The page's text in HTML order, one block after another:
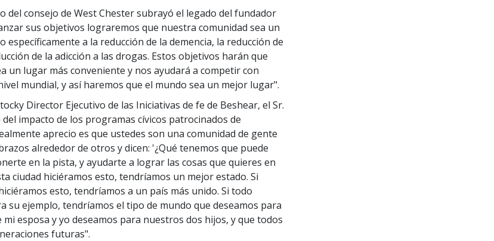
del consejo de West Chester subrayó el legado del fundador
sus objetivos lograremos que nuestra comunidad sea un
específicamente a la reducción de la demencia, la reducción de
de la adicción a las drogas. Estos objetivos harán que
un lugar más conveniente y nos ayudará a competir con
mundial, y así haremos que el mundo sea un mejor lugar".
Director Ejecutivo de las Iniciativas de fe de Beshear, el Sr.
impacto de los programas cívicos patrocinados de
aprecio es que ustedes son una comunidad de gente
alrededor de otros y dicen: '¿Qué tenemos que puede
en la pista, y ayudarte a lograr las cosas que quieres en
ciudad hiciéramos esto, tendríamos un mejor estado. Si
esto, tendríamos a un país más unido. Si todo
su ejemplo, tendríamos el tipo de mundo que deseamos para
esposa y yo deseamos para nuestros dos hijos, y que todos
futuras".